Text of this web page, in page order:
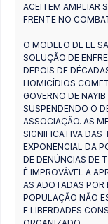
ACEITEM AMPLIAR
FRENTE NO
O MODELO DE EL
SOLUÇÃO DE
DEPOIS DE
HOMICÍDIOS
GOVERNO DE
SUSPENDENDO O
ASSOCIAÇÃO. AS
SIGNIFICATIVA DAS
EXPONENCIAL DA
DE DENÚNCIAS DE
É IMPROVÁVEL A
AS ADOTADAS POR
POPULAÇÃO NÃO
E LIBERDADES